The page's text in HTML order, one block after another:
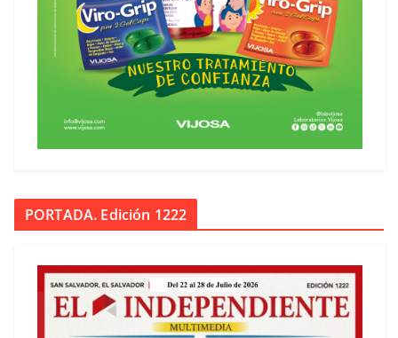
PORTADA. Edición 1222